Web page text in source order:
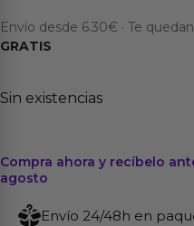
Envío desde 6.30€ · Te quedan
GRATIS
Sin existencias
Compra ahora y recíbelo
agosto
Envío 24/48h en